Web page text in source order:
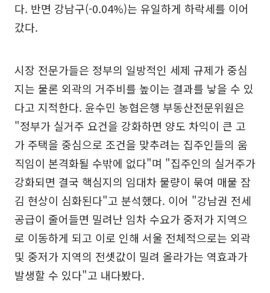
다. 반면 강남구(-0.04%)는 유일하게 하락세를 이어
갔다.
시장 전문가들은 정부의 일방적인 세제 규제가 중심
지는 물론 외곽의 거주비를 높이는 결과를 낳을 수 있
다고 지적한다. 윤수민 농협은행 부동산전문위원은
"정부가 실거주 요건을 강화하면 양도 차익이 큰 고
가 주택을 중심으로 조건을 맞추려는 집주인들의 움
직임이 본격화될 수밖에 없다"며 "집주인의 실거주가
강화되면 결국 핵심지의 임대차 물량이 묶여 매물 잠
김 현상이 심화된다"고 분석했다. 이어 "강남권 전세
공급이 줄어들면 밀려난 임차 수요가 중저가 지역으
로 이동하게 되고 이로 인해 서울 전체적으로는 외곽
및 중저가 지역의 전셋값이 밀려 올라가는 역효과가
발생할 수 있다"고 내다봤다.